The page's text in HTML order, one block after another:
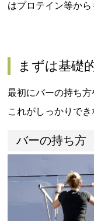
はプロテイン等から
まずは基礎
最初にバーの持ち方
これがしっかりで
バーの持ち方